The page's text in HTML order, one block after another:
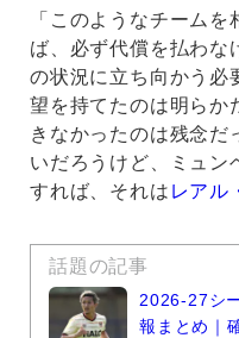
「このようなチーム
ば、必ず代償を払わな
の状況に立ち向かう必
望を持てたのは明らか
きなかったのは残念だ
いだろうけど、ミュン
すれば、それは レアル
話題の記事
2026-27シ
報まとめ｜